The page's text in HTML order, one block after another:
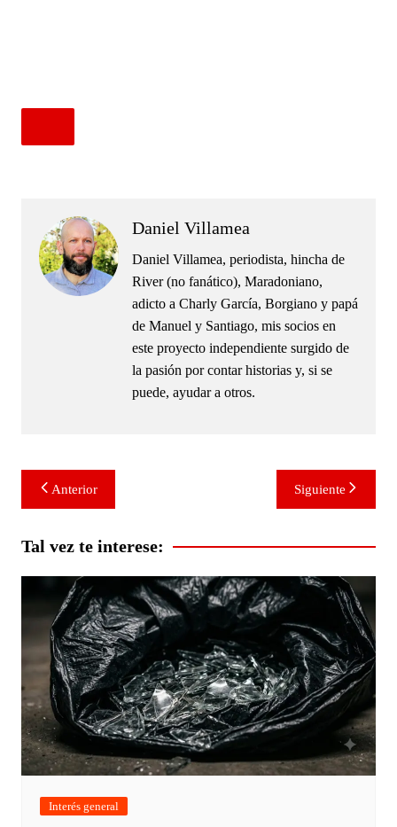
Daniel Villamea
Daniel Villamea, periodista, hincha de
River (no fanático), Maradoniano,
adicto a Charly García, Borgiano y papá
de Manuel y Santiago, mis socios en
este proyecto independiente surgido de
la pasión por contar historias y, si se
puede, ayudar a otros.
Navegación
de
entradas
Anterior Siguiente
Tal vez te interese:
Interés general